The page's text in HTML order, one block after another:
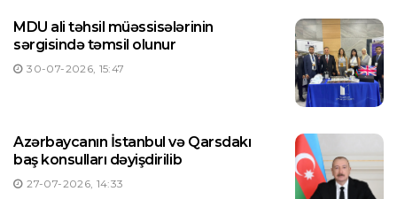
MDU ali təhsil müəssisələrinin
sərgisində təmsil olunur
30-07-2026, 15:47
Azərbaycanın İstanbul və Qarsdakı
baş konsulları dəyişdirilib
27-07-2026, 14:33